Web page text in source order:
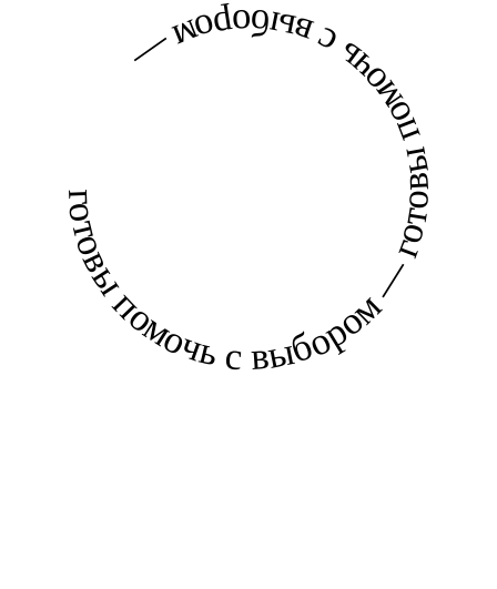
готовы помочь с выбором — готовы помочь с выбором —